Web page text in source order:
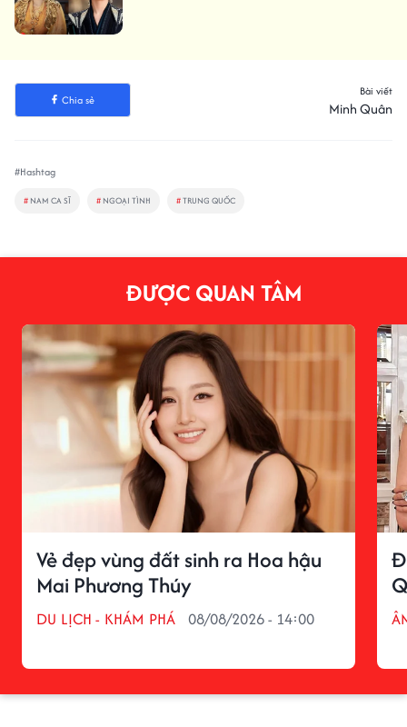
Chia sẻ
Bài viết
Minh Quân
#Hashtag
# NAM CA SĨ # NGOẠI TÌNH #TRUNG QUỐC
ĐƯỢC QUAN TÂM
Vẻ đẹp vùng đất sinh ra Hoa hậu
Mai Phương Thúy
DU LỊCH - KHÁM PHÁ 08/08/2026 - 14:00